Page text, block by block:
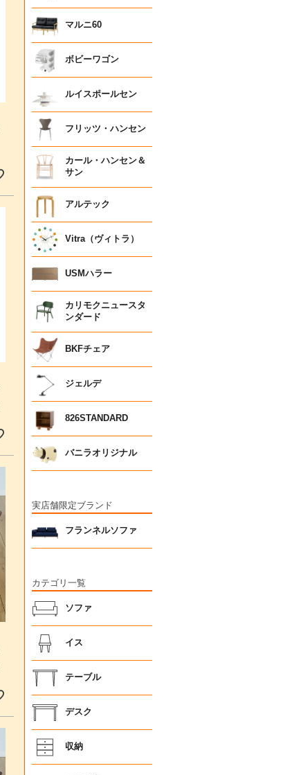
マルニ60
ボビーワゴン
ルイスポールセン
フリッツ・ハンセン
カール・ハンセン＆
サン
アルテック
Vitra（ヴィトラ）
USMハラー
カリモクニュースタ
ンダード
BKFチェア
ジェルデ
826STANDARD
バニラオリジナル
実店舗限定ブランド
フランネルソファ
カテゴリ一覧
ソファ
イス
テーブル
デスク
収納